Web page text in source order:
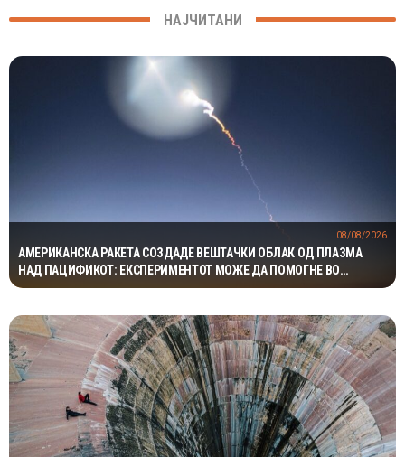
НАЈЧИТАНИ
АМЕРИКАНСКА РАКЕТА СОЗДАДЕ ВЕШТАЧКИ ОБЛАК ОД ПЛАЗМА
НАД ПАЦИФИКОТ: ЕКСПЕРИМЕНТОТ МОЖЕ ДА ПОМОГНЕ ВО
ЗАШТИТАТА НА САТЕЛИТИТЕ
08/08/2026